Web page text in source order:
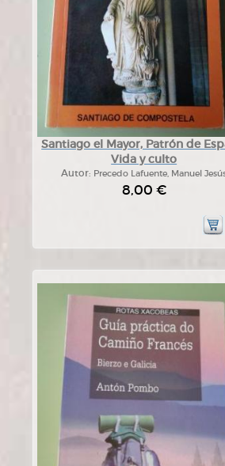
Santiago el Mayor, Patrón de
Vida y culto
Autor: Precedo Lafuente, Manuel
8,00 €